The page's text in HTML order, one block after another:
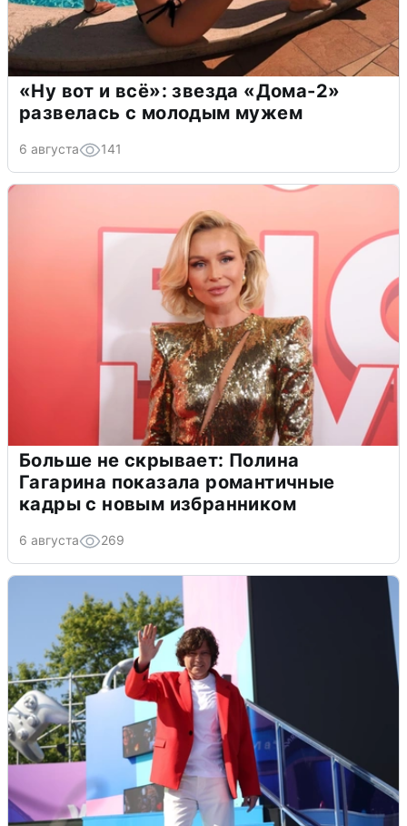
«Ну вот и всё»: звезда «Дома-2»
развелась с молодым мужем
6 августа 141
Больше не скрывает: Полина
Гагарина показала романтичные
кадры с новым избранником
6 августа 269